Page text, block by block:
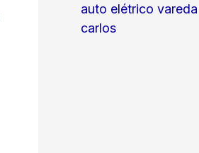
auto elétrico
carlos